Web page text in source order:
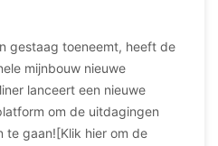
gestaag toeneemt, heeft de
mijnbouw nieuwe
lanceert een nieuwe
om de uitdagingen
te gaan![Klik hier om de